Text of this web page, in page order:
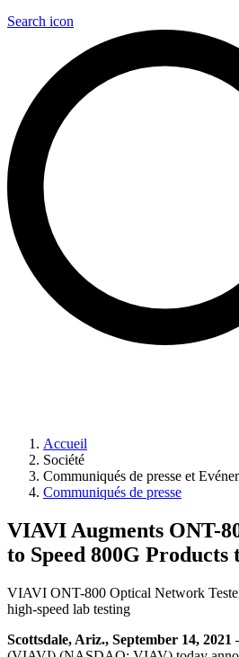
Search icon
Accueil
Société
Communiqués de presse et
Communiqués de presse
VIAVI Augments ONT-
to Speed 800G
VIAVI ONT-800 Optical Network
high-speed lab testing
Scottsdale, Ariz., September 14, 2021